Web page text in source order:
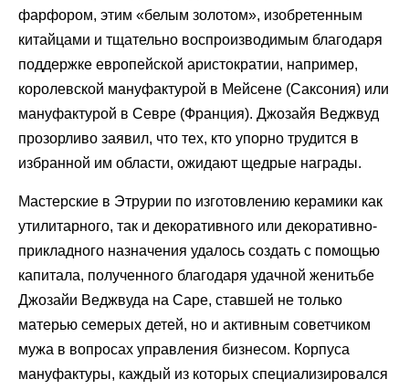
фарфором, этим «белым золотом», изобретенным
китайцами и тщательно воспроизводимым благодаря
поддержке европейской аристократии, например,
королевской мануфактурой в Мейсене (Саксония) или
мануфактурой в Севре (Франция). Джозайя Веджвуд
прозорливо заявил, что тех, кто упорно трудится в
избранной им области, ожидают щедрые награды.
Мастерские в Этрурии по изготовлению керамики как
утилитарного, так и декоративного или декоративно-
прикладного назначения удалось создать с помощью
капитала, полученного благодаря удачной женитьбе
Джозайи Веджвуда на Саре, ставшей не только
матерью семерых детей, но и активным советчиком
мужа в вопросах управления бизнесом. Корпуса
мануфактуры, каждый из которых специализировался